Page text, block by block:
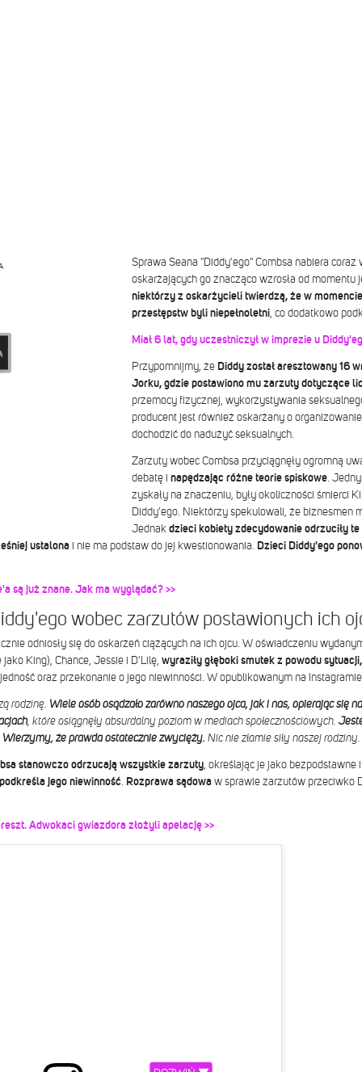
Sprawa Seana "Diddy'ego" Combsa nabiera coraz
oskarżających go znacząco wzrosła od momentu
niektórzy z oskarżycieli twierdzą, że w
przestępstw byli niepełnoletni, co dodatkowo
Miał 6 lat, gdy uczestniczył w imprezie u
Przypomnijmy, żeDiddy został aresztowany 16
Jorku, gdzie postawiono mu zarzuty dotyczące
przemocy fizycznej, wykorzystywania
producent jest również oskarżany o
dochodzić do nadużyć seksualnych.
Zarzuty wobec Combsa przyciągnęły ogromną
debatę i
napędzając różne teorie spiskowe.
zyskały na znaczeniu, były okoliczności śmierci
Diddy'ego. Niektórzy spekulowali, że biznesmen
Jednak dzieci kobiety zdecydowanie odrzuciły
ustalonai nie ma podstaw do jej kwestionowania. Dzieci Diddy'ego
są już znane. Jak ma wyglądać? >>
wobec zarzutów postawionych ich
odniosły się do oskarżeń ciążących na ich ojcu. W oświadczeniu
King), Chance, Jessie i D'Lilę, wyraziły głęboki smutek z powodu
oraz przekonanie o jego niewinności. W opublikowanym na
rodzinę. Wiele osób osądzało zarówno naszego ojca, jak i nas, opierając się
, które osiągnęły absurdalny poziom w mediach społecznościowych.
że prawda ostatecznie zwycięży. Nic nie złamie siły naszej rodziny.
stanowczo odrzucają wszystkie zarzuty, określając je jako bezpodstawne
jego niewinność. Rozprawa sądowaw sprawie zarzutów przeciwko
Adwokaci gwiazdora złożyli apelację >>